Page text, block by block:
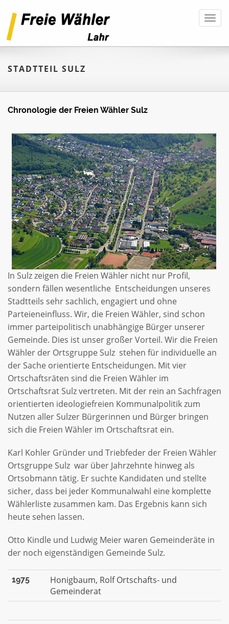
STADTTEIL SULZ
Chronologie der Freien Wähler Sulz
In Sulz zeigen die Freien Wähler nicht nur Profil,
sondern fällen wesentliche Entscheidungen unseres
Stadtteils sehr sachlich, engagiert und ohne
Parteieneinfluss. Wir, die Freien Wähler, sind schon
immer parteipolitisch unabhängige Bürger unserer
Gemeinde. Dies ist unser großer Vorteil. Wir die Freien
Wähler der Ortsgruppe Sulz stehen für individuelle an
der Sache orientierte Entscheidungen. Mit vier
Ortschaftsräten sind die Freien Wähler im
Ortschaftsrat Sulz vertreten. Mit der rein an Sachfragen
orientierten ideologiefreien Kommunalpolitik zum
Nutzen aller Sulzer Bürgerinnen und Bürger bringen
sich die Freien Wähler im Ortschaftsrat ein.
Karl Kohler Gründer und Triebfeder der Freien Wähler
Ortsgruppe Sulz war über Jahrzehnte hinweg als
Ortsobmann tätig. Er suchte Kandidaten und stellte
sicher, dass bei jeder Kommunalwahl eine komplette
Wählerliste zusammen kam. Das Ergebnis kann sich
heute sehen lassen.
Otto Kindle und Ludwig Meier waren Gemeinderäte in
der noch eigenständigen Gemeinde Sulz.
1975
Honigbaum, Rolf Ortschafts- und
Gemeinderat